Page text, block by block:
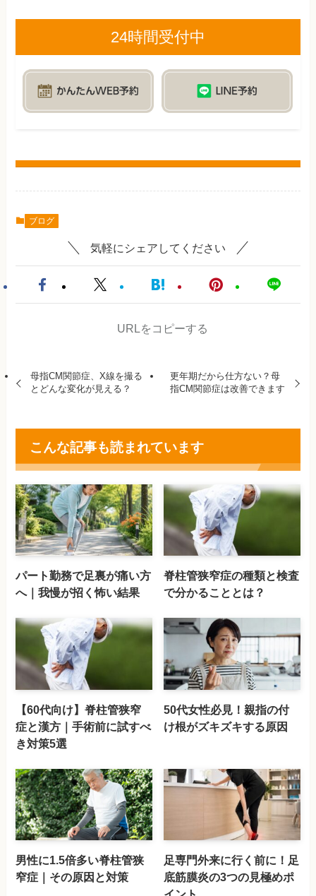
24時間受付中
ブログ
気軽にシェアしてください
URLをコピーする
母指CM関節症、X線を撮る
とどんな変化が見える？
更年期だから仕方ない？母
指CM関節症は改善できます
こんな記事も読まれています
パート勤務で足裏が痛い方
へ｜我慢が招く怖い結果
脊柱管狭窄症の種類と検査
で分かることとは？
【60代向け】脊柱管狭窄
症と漢方｜手術前に試すべ
き対策5選
50代女性必見！親指の付
け根がズキズキする原因
男性に1.5倍多い脊柱管狭
窄症｜その原因と対策
足専門外来に行く前に！足
底筋膜炎の3つの見極めポ